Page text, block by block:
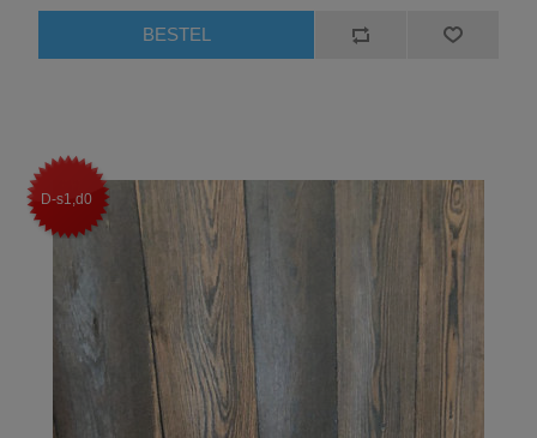
D-s1,d0